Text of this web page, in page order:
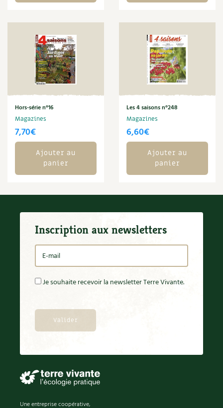
Autonomie
Enfants
Les 4 saisons
Archives
Carnets de saison
Actualités
Vidéos et podcasts
Tous au jardin ! avec Pascal
BD : La folle histoire des plantes
Hors-série n°16
Magazines
7,70€
Ajouter au
panier
Les 4 saisons n°248
Magazines
6,60€
Ajouter au
panier
Inscription aux newsletters
Je souhaite recevoir la newsletter Terre Vivante.
Une entreprise coopérative,